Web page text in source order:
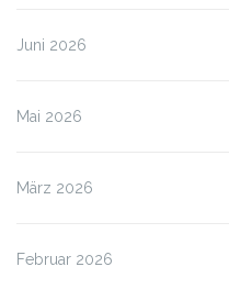
Juni 2026
Mai 2026
März 2026
Februar 2026